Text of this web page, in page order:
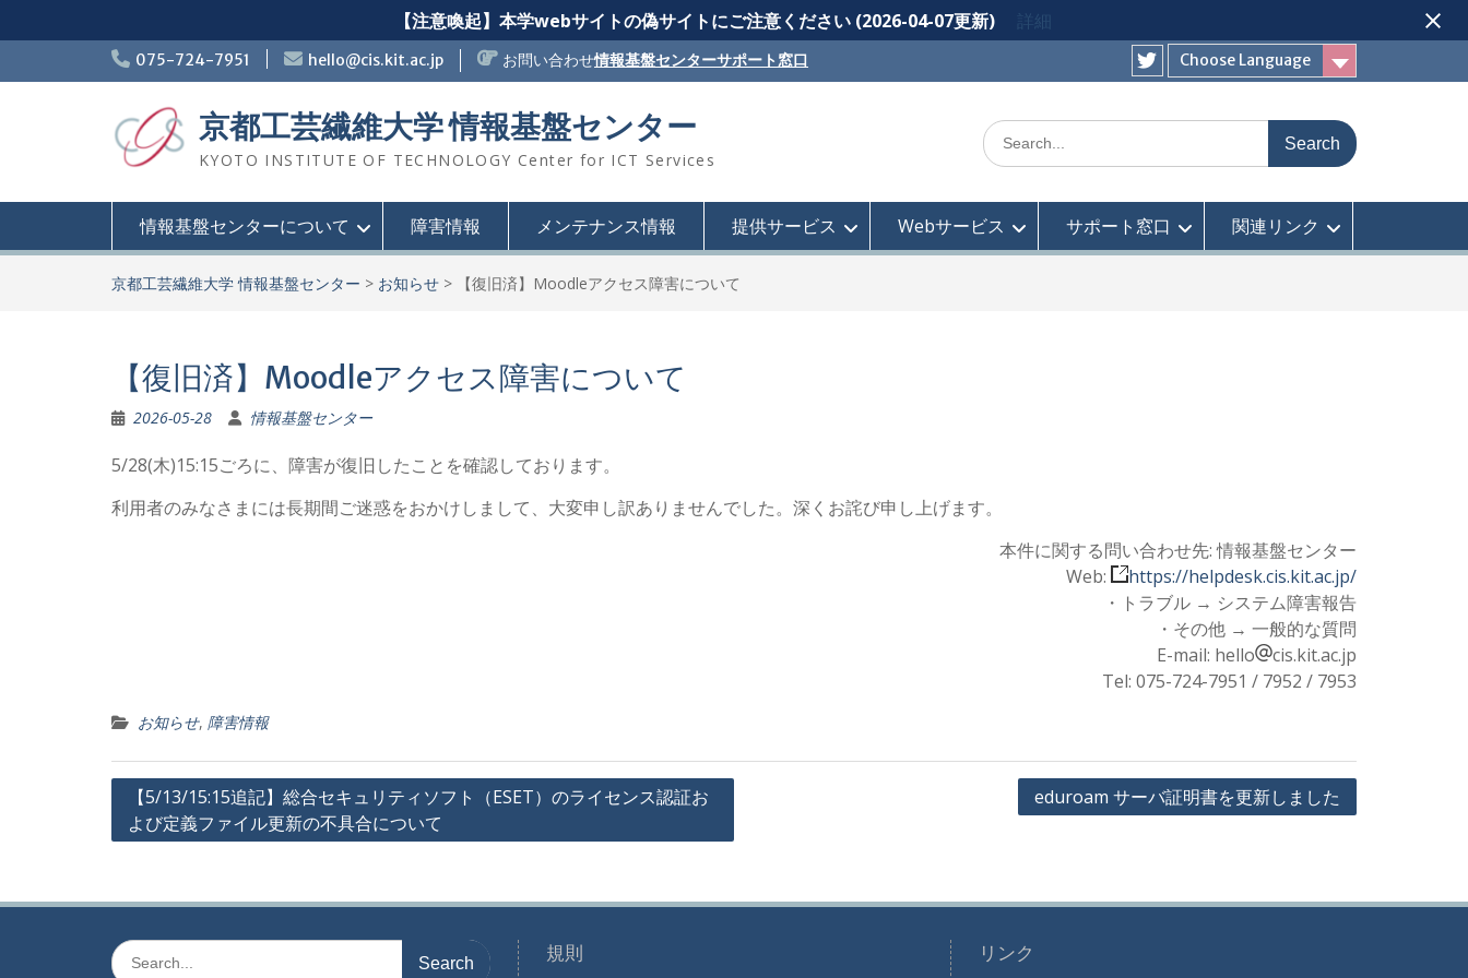
【注意喚起】本学webサイトの偽サイトにご注意ください (2026-04-07更新) 詳細
075-724-7951 hello@cis.kit.ac.jp お問い合わせ情報基盤センターサポート窓口
Choose Language
Twitter
京都工芸繊維大学 情報基盤センター
KYOTO INSTITUTE OF TECHNOLOGY Center for ICT Services
Search
for:
情報基盤センターについて 障害情報 メンテナンス情報 提供サービス Webサービス サポート窓口 関連リンク
京都工芸繊維大学 情報基盤センター > お知らせ > 【復旧済】Moodleアクセス障害について
【復旧済】Moodleアクセス障害について
2026-05-28 情報基盤センター
5/28(木)15:15ごろに、障害が復旧したことを確認しております。
利用者のみなさまには長期間ご迷惑をおかけしまして、大変申し訳ありませんでした。深くお詫び申し上げます。
本件に関する問い合わせ先: 情報基盤センター
Web:
https://helpdesk.cis.kit.ac.jp/
・トラブル → システム障害報告
・その他 → 一般的な質問
E-mail: hello
cis.kit.ac.jp
Tel: 075-724-7951 / 7952 / 7953
お知らせ, 障害情報
稿
ー
【5/13/15:15追記】総合セキュリティソフト（ESET）のライセンス認証お
よび定義ファイル更新の不具合について
eduroam サーバ証明書を更新しました
Search
for:
規則 リンク